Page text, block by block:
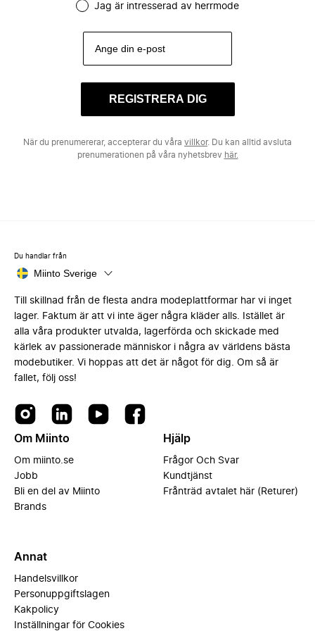
Jag är intresserad av herrmode
REGISTRERA DIG
När du prenumererar, accepterar du våra villkor. Du kan alltid avsluta
prenumerationen på våra nyhetsbrev här.
Du handlar från
Miinto Sverige
Till skillnad från de flesta andra modeplattformar har vi inget
lager. Faktum är att vi inte äger några kläder alls. Istället är
alla våra produkter utvalda, lagerförda och skickade med
kärlek av passionerade människor i några av världens bästa
modebutiker. Vi hoppas att det är något för dig. Om så är
fallet, följ oss!
Om Miinto
Om miinto.se
Jobb
Bli en del av Miinto
Brands
Hjälp
Frågor Och Svar
Kundtjänst
Frånträd avtalet här (Returer)
Annat
Handelsvillkor
Personuppgiftslagen
Kakpolicy
Inställningar för Cookies